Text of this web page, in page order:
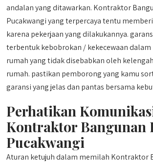
andalan yang ditawarkan. Kontraktor
Pucakwangi yang terpercaya tentu
karena pekerjaan yang dilakukannya.
terbentuk kebobrokan / kekecewaan dalam
rumah yang tidak disebabkan oleh
rumah. pastikan pemborong yang kamu
garansi yang jelas dan pantas bersama
Perhatikan
Kontraktor Bangunan
Pucakwangi
Aturan ketujuh dalam memilah Kontraktor